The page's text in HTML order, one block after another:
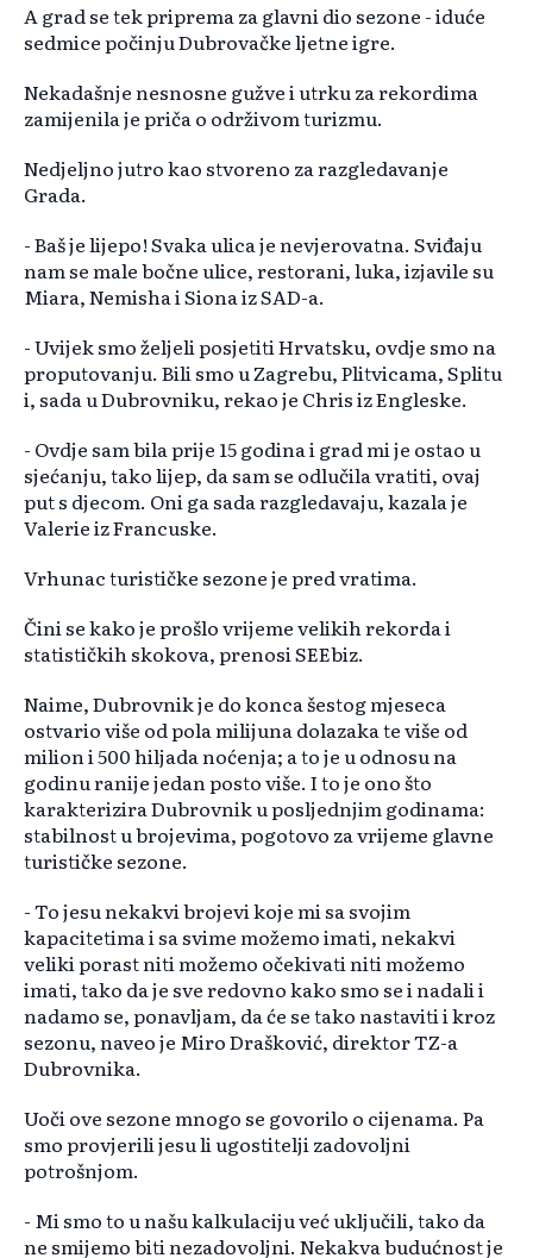
A grad se tek priprema za glavni dio sezone - iduće
sedmice počinju Dubrovačke ljetne igre.
Nekadašnje nesnosne gužve i utrku za rekordima
zamijenila je priča o održivom turizmu.
Nedjeljno jutro kao stvoreno za razgledavanje
Grada.
- Baš je lijepo! Svaka ulica je nevjerovatna. Sviđaju
nam se male bočne ulice, restorani, luka, izjavile su
Miara, Nemisha i Siona iz SAD-a.
- Uvijek smo željeli posjetiti Hrvatsku, ovdje smo na
proputovanju. Bili smo u Zagrebu, Plitvicama, Splitu
i, sada u Dubrovniku, rekao je Chris iz Engleske.
- Ovdje sam bila prije 15 godina i grad mi je ostao u
sjećanju, tako lijep, da sam se odlučila vratiti, ovaj
put s djecom. Oni ga sada razgledavaju, kazala je
Valerie iz Francuske.
Vrhunac turističke sezone je pred vratima.
Čini se kako je prošlo vrijeme velikih rekorda i
statističkih skokova, prenosi SEEbiz.
Naime, Dubrovnik je do konca šestog mjeseca
ostvario više od pola milijuna dolazaka te više od
milion i 500 hiljada noćenja; a to je u odnosu na
godinu ranije jedan posto više. I to je ono što
karakterizira Dubrovnik u posljednjim godinama:
stabilnost u brojevima, pogotovo za vrijeme glavne
turističke sezone.
- To jesu nekakvi brojevi koje mi sa svojim
kapacitetima i sa svime možemo imati, nekakvi
veliki porast niti možemo očekivati niti možemo
imati, tako da je sve redovno kako smo se i nadali i
nadamo se, ponavljam, da će se tako nastaviti i kroz
sezonu, naveo je Miro Drašković, direktor TZ-a
Dubrovnika.
Uoči ove sezone mnogo se govorilo o cijenama. Pa
smo provjerili jesu li ugostitelji zadovoljni
potrošnjom.
- Mi smo to u našu kalkulaciju već uključili, tako da
ne smijemo biti nezadovoljni. Nekakva budućnost je